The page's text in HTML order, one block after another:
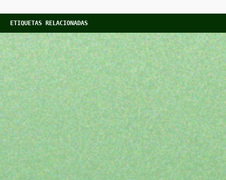
ETIQUETAS RELACIONADAS